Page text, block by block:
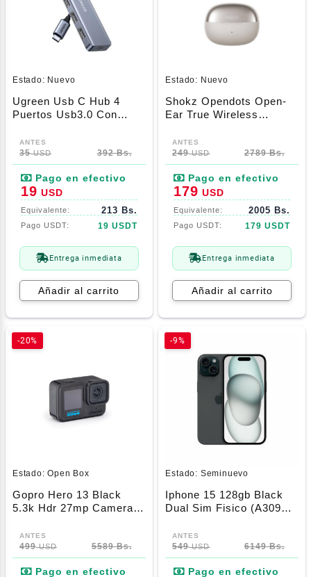
Estado: Nuevo
Ugreen Usb C Hub 4
Puertos Usb3.0 Con
(70336)
35USD 392 Bs.
19 USD
213 Bs.
19 USDT
Entrega inmediata
Añadir al carrito
Estado: Nuevo
Shokz Opendots Open-
Ear True Wireless
249USD 2789 Bs.
179 USD
2005 Bs.
179 USDT
Entrega inmediata
Añadir al carrito
-20%
Estado:Open Box
Gopro Hero 13 Black
5.3k Hdr 27mp Camera 2
499USD 5589 Bs.
-9%
Estado: Seminuevo
Iphone 15 128gb Black
Dual Sim Fisico (A3092)
549USD 6149 Bs.